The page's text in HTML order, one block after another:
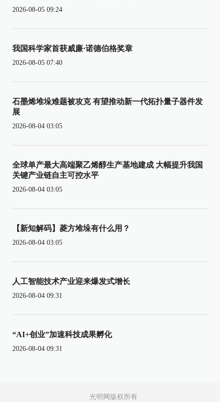
2026-08-05 09:24
我国科学家首获威廉·诺德伯格奖章
2026-08-05 07:40
石墨烯堆垛难题被攻克 有望推动新一代拓扑量子器件发
展
2026-08-04 03:05
全球单产最大高端聚乙烯醇生产基地建成 大幅提升我国
关键产业链自主可控水平
2026-08-04 03:05
【新知解码】菱方堆垛有什么用？
2026-08-04 03:05
人工智能技术产业迎来爆发式增长
2026-08-04 09:31
“AI+创业”加速科技成果孵化
2026-08-04 09:31
光明网版权所有